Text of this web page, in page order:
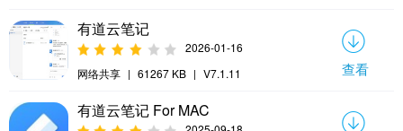
有道云笔记
2026-01-16
网络共享 | 61267 KB | V7.1.11 查看
有道云笔记 For MAC